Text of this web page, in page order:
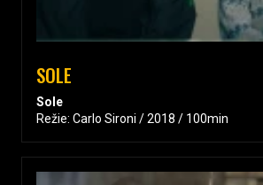
SOLE
Sole
Režie: Carlo Sironi / 2018 / 100min